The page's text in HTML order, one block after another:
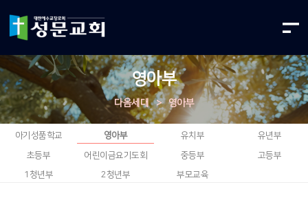
영아부
다음세대 > 영아부
아기성품학교 영아부 유치부 유년부
초등부 어린이금요기도회 중등부
고등부
1청년부
2청년부 부모교육